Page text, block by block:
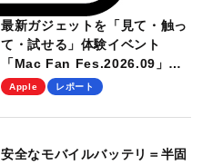
最新ガジェットを「見て・触っ
て・試せる」体験イベント
「Mac Fan Fes.2026.09」
を、9月26日（土）に開催しま
Apple レポート
安全なモバイルバッテリ＝半固